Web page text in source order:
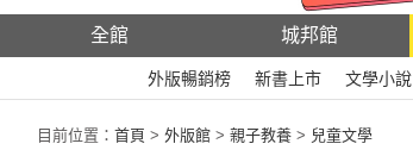
全館 城邦館
外版暢銷榜 新書上市 文學小說
目前位置： 首頁 > 外版館 > 親子教養 > 兒童文學